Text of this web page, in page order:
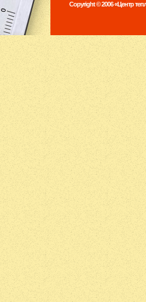
Copyright © 2006 «Центр